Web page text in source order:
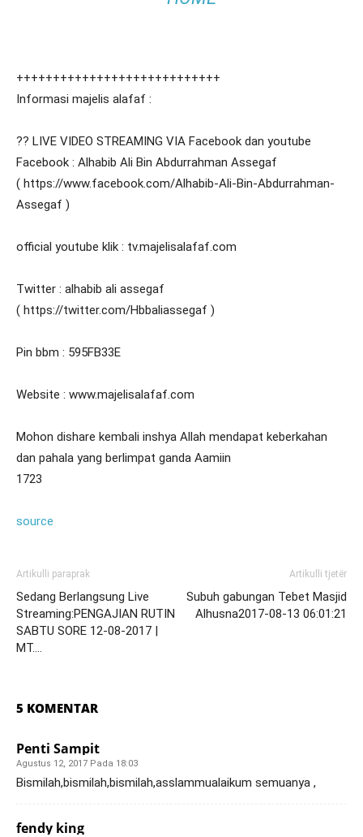
++++++++++++++++++++++++++++
Informasi majelis alafaf :
?? LIVE VIDEO STREAMING VIA Facebook dan youtube
Facebook : Alhabib Ali Bin Abdurrahman Assegaf
( https://www.facebook.com/Alhabib-Ali-Bin-Abdurrahman-
Assegaf )
official youtube klik : tv.majelisalafaf.com
Twitter : alhabib ali assegaf
( https://twitter.com/Hbbaliassegaf )
Pin bbm : 595FB33E
Website : www.majelisalafaf.com
Mohon dishare kembali inshya Allah mendapat keberkahan
dan pahala yang berlimpat ganda Aamiin
1723
source
Artikulli paraprak
Sedang Berlangsung Live
Streaming:PENGAJIAN RUTIN
SABTU SORE 12-08-2017 |
MT….
Artikulli tjetër
Subuh gabungan Tebet Masjid
Alhusna2017-08-13 06:01:21
5 KOMENTAR
Penti Sampit
Agustus 12, 2017 Pada 18:03
Bismilah,bismilah,bismilah,asslammualaikum semuanya ,
fendy king